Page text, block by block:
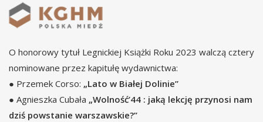
O honorowy tytuł Legnickiej Książki Roku 2023 walczą cztery
nominowane przez kapitułę wydawnictwa:
● Przemek Corso: „Lato w Białej Dolinie”
● Agnieszka Cubała „Wolność’44 : jaką lekcję przynosi nam
dziś powstanie warszawskie?”